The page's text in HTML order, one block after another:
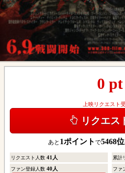
0 pt
上映リクエスト
リクエス
あと 1ポイント で5468位
リクエスト人数 41人 累計
ファン登録人数 40人 ファ